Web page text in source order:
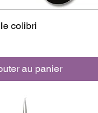
colibri
au panier